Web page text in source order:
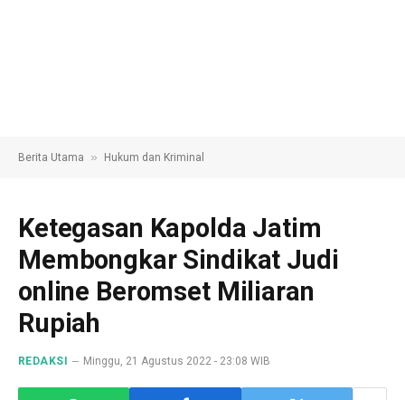
Berita Utama » Hukum dan Kriminal
Ketegasan Kapolda Jatim
Membongkar Sindikat Judi
online Beromset Miliaran
Rupiah
REDAKSI Minggu, 21 Agustus 2022 - 23:08 WIB